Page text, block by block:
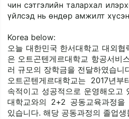
чин сэтгэлийн талархал
үйлсэд нь өндөр амжилт
Korea below:
오늘 대한민국 한서대학교 대외
은 오트곤텐게르대학교 항공서비
러 규모의 장학금을 전달하였습니
오트곤텐게르대학교는 2017년
속적이고 성공적으로 운영해오고
대학교와의 2+2 공동교육과정을
있습니다. 해당 공동과정의 졸업